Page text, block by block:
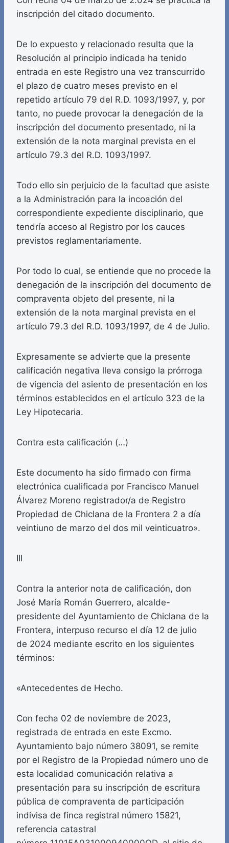
inscripción del citado documento.
De lo expuesto y relacionado resulta que la
Resolución al principio indicada ha tenido
entrada en este Registro una vez transcurrido
el plazo de cuatro meses previsto en el
repetido artículo 79 del R.D. 1093/1997, y, por
tanto, no puede provocar la denegación de la
inscripción del documento presentado, ni la
extensión de la nota marginal prevista en el
artículo 79.3 del R.D. 1093/1997.
Todo ello sin perjuicio de la facultad que asiste
a la Administración para la incoación del
correspondiente expediente disciplinario, que
tendría acceso al Registro por los cauces
previstos reglamentariamente.
Por todo lo cual, se entiende que no procede la
denegación de la inscripción del documento de
compraventa objeto del presente, ni la
extensión de la nota marginal prevista en el
artículo 79.3 del R.D. 1093/1997, de 4 de Julio.
Expresamente se advierte que la presente
calificación negativa lleva consigo la prórroga
de vigencia del asiento de presentación en los
términos establecidos en el artículo 323 de la
Ley Hipotecaria.
Contra esta calificación (…)
Este documento ha sido firmado con firma
electrónica cualificada por Francisco Manuel
Álvarez Moreno registrador/a de Registro
Propiedad de Chiclana de la Frontera 2 a día
veintiuno de marzo del dos mil veinticuatro».
III
Contra la anterior nota de calificación, don
José María Román Guerrero, alcalde-
presidente del Ayuntamiento de Chiclana de la
Frontera, interpuso recurso el día 12 de julio
de 2024 mediante escrito en los siguientes
términos:
«Antecedentes de Hecho.
Con fecha 02 de noviembre de 2023,
registrada de entrada en este Excmo.
Ayuntamiento bajo número 38091, se remite
por el Registro de la Propiedad número uno de
esta localidad comunicación relativa a
presentación para su inscripción de escritura
pública de compraventa de participación
indivisa de finca registral número 15821,
referencia catastral